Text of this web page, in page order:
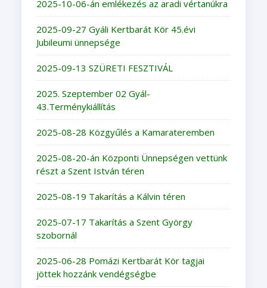
2025-10-06-án emlékezés az aradi vértanúkra
2025-09-27 Gyáli Kertbarát Kör 45.évi
Jubileumi ünnepsége
2025-09-13 SZÜRETI FESZTIVÁL
2025. Szeptember 02 Gyál-
43.Terménykiállítás
2025-08-28 Közgyűlés a Kamarateremben
2025-08-20-án Központi Ünnepségen vettünk
részt a Szent István téren
2025-08-19 Takarítás a Kálvin téren
2025-07-17 Takarítás a Szent György
szobornál
2025-06-28 Pomázi Kertbarát Kör tagjai
jöttek hozzánk vendégségbe